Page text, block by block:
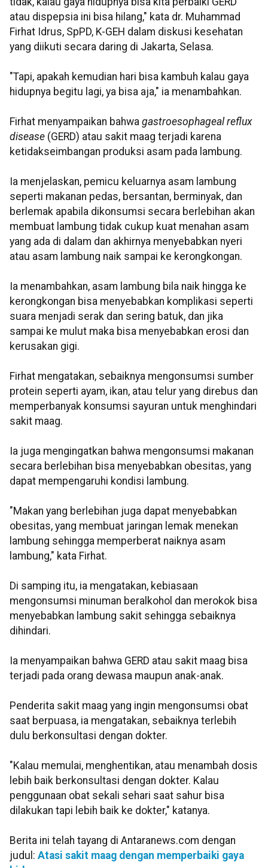
atau dispepsia ini bisa hilang," kata dr. Muhammad
Firhat Idrus, SpPD, K-GEH dalam diskusi kesehatan
yang diikuti secara daring di Jakarta, Selasa.
"Tapi, apakah kemudian hari bisa kambuh kalau gaya
hidupnya begitu lagi, ya bisa aja," ia menambahkan.
Firhat menyampaikan bahwa gastroesophageal reflux
disease (GERD) atau sakit maag terjadi karena
ketidakseimbangan produksi asam pada lambung.
Ia menjelaskan, pemicu keluarnya asam lambung
seperti makanan pedas, bersantan, berminyak, dan
berlemak apabila dikonsumsi secara berlebihan akan
membuat lambung tidak cukup kuat menahan asam
yang ada di dalam dan akhirnya menyebabkan nyeri
atau asam lambung naik sampai ke kerongkongan.
Ia menambahkan, asam lambung bila naik hingga ke
kerongkongan bisa menyebabkan komplikasi seperti
suara menjadi serak dan sering batuk, dan jika
sampai ke mulut maka bisa menyebabkan erosi dan
kerusakan gigi.
Firhat mengatakan, sebaiknya mengonsumsi sumber
protein seperti ayam, ikan, atau telur yang direbus dan
memperbanyak konsumsi sayuran untuk menghindari
sakit maag.
Ia juga mengingatkan bahwa mengonsumsi makanan
secara berlebihan bisa menyebabkan obesitas, yang
dapat mempengaruhi kondisi lambung.
"Makan yang berlebihan juga dapat menyebabkan
obesitas, yang membuat jaringan lemak menekan
lambung sehingga memperberat naiknya asam
lambung," kata Firhat.
Di samping itu, ia mengatakan, kebiasaan
mengonsumsi minuman beralkohol dan merokok bisa
menyebabkan lambung sakit sehingga sebaiknya
dihindari.
Ia menyampaikan bahwa GERD atau sakit maag bisa
terjadi pada orang dewasa maupun anak-anak.
Penderita sakit maag yang ingin mengonsumsi obat
saat berpuasa, ia mengatakan, sebaiknya terlebih
dulu berkonsultasi dengan dokter.
"Kalau memulai, menghentikan, atau menambah dosis
lebih baik berkonsultasi dengan dokter. Kalau
penggunaan obat sekali sehari saat sahur bisa
dilakukan tapi lebih baik ke dokter," katanya.
Berita ini telah tayang di Antaranews.com dengan
judul: Atasi sakit maag dengan memperbaiki gaya